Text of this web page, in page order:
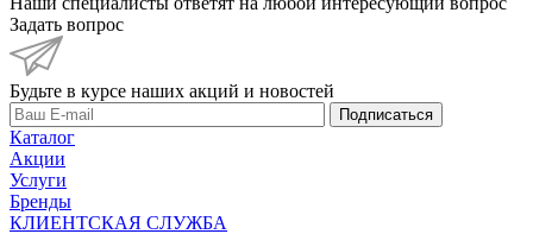
Задать вопрос
Будьте в курсе наших акций и новостей
Подписаться
Каталог
Акции
Услуги
Бренды
КЛИЕНТСКАЯ СЛУЖБА